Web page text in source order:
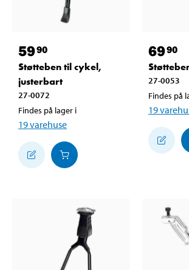
5990
Støtteben til cykel,
justerbart
27-0072
Findes på lager i
19varehuse
6990
27-0053
Findes på
19